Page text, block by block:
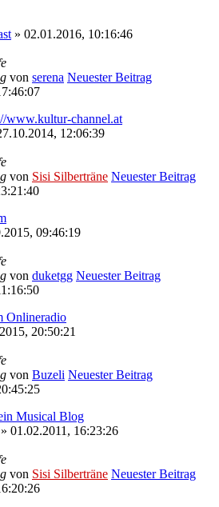
» 02.01.2016, 10:16:46
von serena Neuester Beitrag
www.kultur-channel.at
12:06:39
von Sisi Silberträne Neuester Beitrag
09:46:19
von duketgg Neuester Beitrag
Onlineradio
20:50:21
von Buzeli Neuester Beitrag
Musical Blog
» 01.02.2011, 16:23:26
von Sisi Silberträne Neuester Beitrag